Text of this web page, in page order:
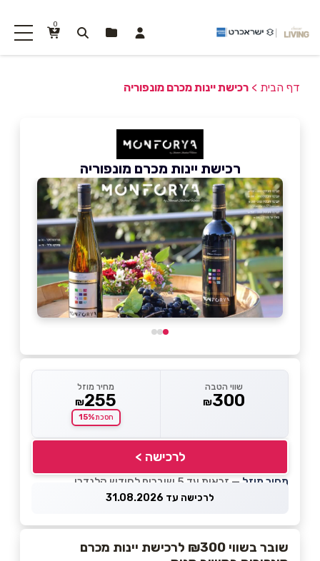
0
דף הבית > רכישת יינות מכרם מונפוריה
רכישת יינות מכרם מונפוריה
שווי הטבה
₪300
מחיר מוזל
₪255
חסכת15%
לרכישה >
מחיר מוזל — זכאות עד 5 שוברים לחודש קלנדרי
לרכישה עד 31.08.2026
שובר בשווי ₪300 לרכישת יינות מכרם